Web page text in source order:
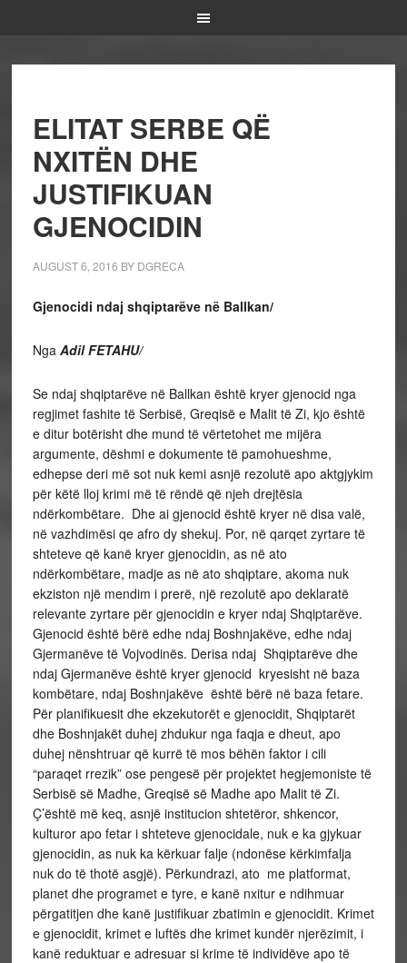
ELITAT SERBE QË
NXITËN DHE
JUSTIFIKUAN
GJENOCIDIN
AUGUST 6, 2016 BY DGRECA
Gjenocidi ndaj shqiptarëve në Ballkan/
Nga Adil FETAHU/
Se ndaj shqiptarëve në Ballkan është kryer gjenocid nga
regjimet fashite të Serbisë, Greqisë e Malit të Zi, kjo është
e ditur botërisht dhe mund të vërtetohet me mijëra
argumente, dëshmi e dokumente të pamohueshme,
edhepse deri më sot nuk kemi asnjë rezolutë apo aktgjykim
për këtë lloj krimi më të rëndë që njeh drejtësia
ndërkombëtare. Dhe ai gjenocid është kryer në disa valë,
në vazhdimësi qe afro dy shekuj. Por, në qarqet zyrtare të
shteteve që kanë kryer gjenocidin, as në ato
ndërkombëtare, madje as në ato shqiptare, akoma nuk
ekziston një mendim i prerë, një rezolutë apo deklaratë
relevante zyrtare për gjenocidin e kryer ndaj Shqiptarëve.
Gjenocid është bërë edhe ndaj Boshnjakëve, edhe ndaj
Gjermanëve të Vojvodinës. Derisa ndaj Shqiptarëve dhe
ndaj Gjermanëve është kryer gjenocid kryesisht në baza
kombëtare, ndaj Boshnjakëve është bërë në baza fetare.
Për planifikuesit dhe ekzekutorët e gjenocidit, Shqiptarët
dhe Boshnjakët duhej zhdukur nga faqja e dheut, apo
duhej nënshtruar që kurrë të mos bëhën faktor i cili
“paraqet rrezik” ose pengesë për projektet hegjemoniste të
Serbisë së Madhe, Greqisë së Madhe apo Malit të Zi.
Ç’është më keq, asnjë institucion shtetëror, shkencor,
kulturor apo fetar i shteteve gjenocidale, nuk e ka gjykuar
gjenocidin, as nuk ka kërkuar falje (ndonëse kërkimfalja
nuk do të thotë asgjë). Përkundrazi, ato me platformat,
planet dhe programet e tyre, e kanë nxitur e ndihmuar
përgatitjen dhe kanë justifikuar zbatimin e gjenocidit. Krimet
e gjenocidit, krimet e luftës dhe krimet kundër njerëzimit, i
kanë reduktuar e adresuar si krime të individëve apo të